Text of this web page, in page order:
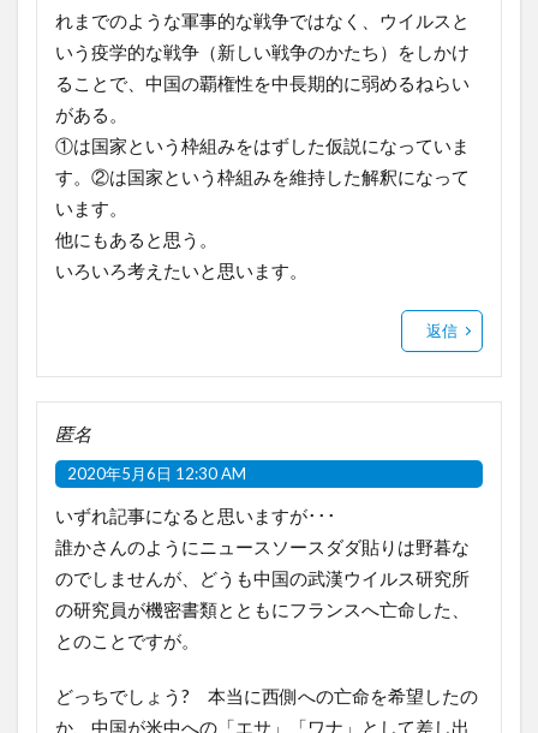
れまでのような軍事的な戦争ではなく、ウイルスと
いう疫学的な戦争（新しい戦争のかたち）をしかけ
ることで、中国の覇権性を中長期的に弱めるねらい
がある。
①は国家という枠組みをはずした仮説になっていま
す。②は国家という枠組みを維持した解釈になって
います。
他にもあると思う。
いろいろ考えたいと思います。
返信
匿名
2020年5月6日 12:30 AM
いずれ記事になると思いますが･･･
誰かさんのようにニュースソースダダ貼りは野暮な
のでしませんが、どうも中国の武漢ウイルス研究所
の研究員が機密書類とともにフランスへ亡命した、
とのことですが。
どっちでしょう? 本当に西側への亡命を希望したの
か、中国が米中への「エサ」「ワナ」として差し出